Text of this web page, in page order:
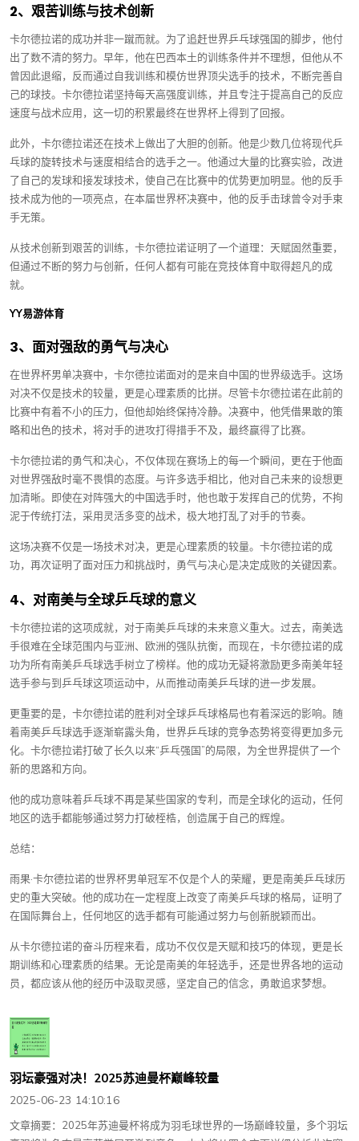
2、艰苦训练与技术创新
卡尔德拉诺的成功并非一蹴而就。为了追赶世界乒乓球强国的脚步，他付
出了数不清的努力。早年，他在巴西本土的训练条件并不理想，但他从不
曾因此退缩，反而通过自我训练和模仿世界顶尖选手的技术，不断完善自
己的球技。卡尔德拉诺坚持每天高强度训练，并且专注于提高自己的反应
速度与战术应用，这一切的积累最终在世界杯上得到了回报。
此外，卡尔德拉诺还在技术上做出了大胆的创新。他是少数几位将现代乒
乓球的旋转技术与速度相结合的选手之一。他通过大量的比赛实验，改进
了自己的发球和接发球技术，使自己在比赛中的优势更加明显。他的反手
技术成为他的一项亮点，在本届世界杯决赛中，他的反手击球曾令对手束
手无策。
从技术创新到艰苦的训练，卡尔德拉诺证明了一个道理：天赋固然重要，
但通过不断的努力与创新，任何人都有可能在竞技体育中取得超凡的成
就。
YY易游体育
3、面对强敌的勇气与决心
在世界杯男单决赛中，卡尔德拉诺面对的是来自中国的世界级选手。这场
对决不仅是技术的较量，更是心理素质的比拼。尽管卡尔德拉诺在此前的
比赛中有着不小的压力，但他却始终保持冷静。决赛中，他凭借果敢的策
略和出色的技术，将对手的进攻打得措手不及，最终赢得了比赛。
卡尔德拉诺的勇气和决心，不仅体现在赛场上的每一个瞬间，更在于他面
对世界强敌时毫不畏惧的态度。与许多选手相比，他对自己未来的设想更
加清晰。即使在对阵强大的中国选手时，他也敢于发挥自己的优势，不拘
泥于传统打法，采用灵活多变的战术，极大地打乱了对手的节奏。
这场决赛不仅是一场技术对决，更是心理素质的较量。卡尔德拉诺的成
功，再次证明了面对压力和挑战时，勇气与决心是决定成败的关键因素。
4、对南美与全球乒乓球的意义
卡尔德拉诺的这项成就，对于南美乒乓球的未来意义重大。过去，南美选
手很难在全球范围内与亚洲、欧洲的强队抗衡，而现在，卡尔德拉诺的成
功为所有南美乒乓球选手树立了榜样。他的成功无疑将激励更多南美年轻
选手参与到乒乓球这项运动中，从而推动南美乒乓球的进一步发展。
更重要的是，卡尔德拉诺的胜利对全球乒乓球格局也有着深远的影响。随
着南美乒乓球选手逐渐崭露头角，世界乒乓球的竞争态势将变得更加多元
化。卡尔德拉诺打破了长久以来“乒乓强国”的局限，为全世界提供了一个
新的思路和方向。
他的成功意味着乒乓球不再是某些国家的专利，而是全球化的运动，任何
地区的选手都能够通过努力打破桎梏，创造属于自己的辉煌。
总结：
雨果·卡尔德拉诺的世界杯男单冠军不仅是个人的荣耀，更是南美乒乓球历
史的重大突破。他的成功在一定程度上改变了南美乒乓球的格局，证明了
在国际舞台上，任何地区的选手都有可能通过努力与创新脱颖而出。
从卡尔德拉诺的奋斗历程来看，成功不仅仅是天赋和技巧的体现，更是长
期训练和心理素质的结果。无论是南美的年轻选手，还是世界各地的运动
员，都应该从他的经历中汲取灵感，坚定自己的信念，勇敢追求梦想。
羽坛豪强对决！2025苏迪曼杯巅峰较量
2025-06-23 14:10:16
文章摘要：2025年苏迪曼杯将成为羽毛球世界的一场巅峰较量，多个羽坛